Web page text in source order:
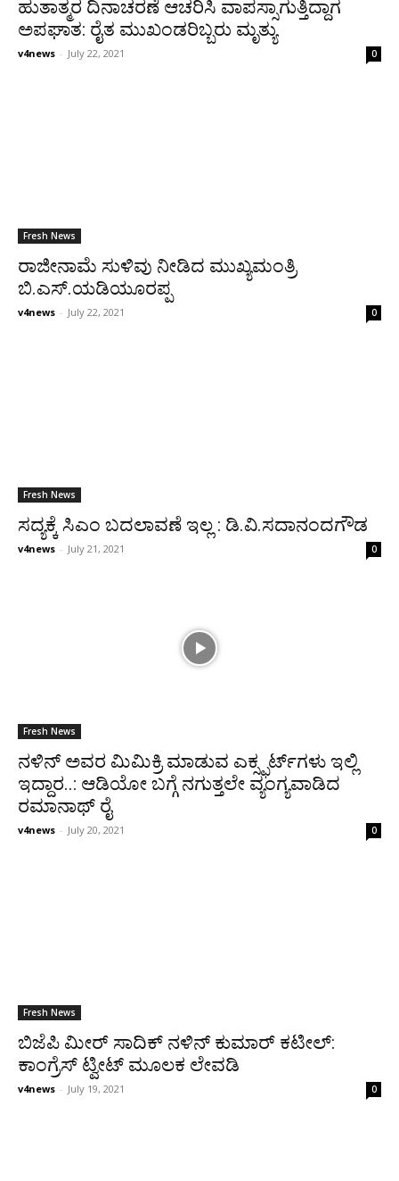
ಹುತಾತ್ಮರ ದಿನಾಚರಣೆ ಆಚರಿಸಿ ವಾಪಸ್ಸಾಗುತ್ತಿದ್ದಾಗ
ಅಪಘಾತ: ರೈತ ಮುಖಂಡರಿಬ್ಬರು ಮೃತ್ಯು
v4news - July 22, 2021 0
Fresh News
ರಾಜೀನಾಮೆ ಸುಳಿವು ನೀಡಿದ ಮುಖ್ಯಮಂತ್ರಿ
ಬಿ.ಎಸ್.ಯಡಿಯೂರಪ್ಪ
v4news - July 22, 2021 0
Fresh News
ಸದ್ಯಕ್ಕೆ ಸಿಎಂ ಬದಲಾವಣೆ ಇಲ್ಲ : ಡಿ.ವಿ.ಸದಾನಂದಗೌಡ
v4news - July 21, 2021 0
Fresh News
ನಳಿನ್ ಅವರ ಮಿಮಿಕ್ರಿ ಮಾಡುವ ಎಕ್ಸ್ಫರ್ಟ್‌ಗಳು ಇಲ್ಲಿ
ಇದ್ದಾರ..: ಆಡಿಯೋ ಬಗ್ಗೆ ನಗುತ್ತಲೇ ವ್ಯಂಗ್ಯವಾಡಿದ
ರಮಾನಾಥ್ ರೈ
v4news - July 20, 2021 0
Fresh News
ಬಿಜೆಪಿ ಮೀರ್ ಸಾದಿಕ್ ನಳಿನ್ ಕುಮಾರ್ ಕಟೀಲ್:
ಕಾಂಗ್ರೆಸ್ ಟ್ವೀಟ್ ಮೂಲಕ ಲೇವಡಿ
v4news - July 19, 2021 0